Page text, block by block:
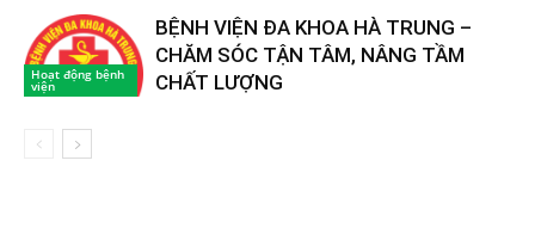
Hoạt động bệnh
viện
BỆNH VIỆN ĐA KHOA HÀ TRUNG –
CHĂM SÓC TẬN TÂM, NÂNG TẦM
CHẤT LƯỢNG